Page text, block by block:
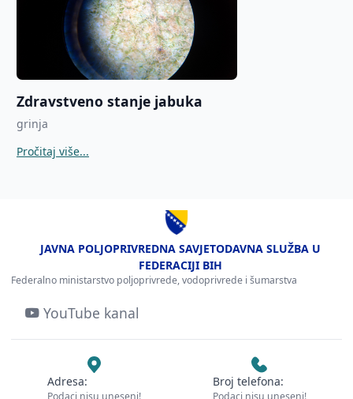
Zdravstveno stanje jabuka
grinja
Pročitaj više...
JAVNA POLJOPRIVREDNA SAVJETODAVNA SLUŽBA U
FEDERACIJI BIH
Federalno ministarstvo poljoprivrede, vodoprivrede i šumarstva
YouTube kanal
Adresa:
Podaci nisu uneseni!
Broj telefona:
Podaci nisu uneseni!